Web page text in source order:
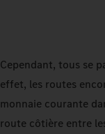
Cependant, tous se
effet, les routes
monnaie courante
route côtière entre